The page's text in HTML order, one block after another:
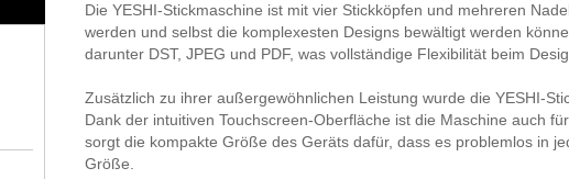
Die YESHI-Stickmaschine ist mit vier Stickköpfen und mehreren
werden und selbst die komplexesten Designs bewältigt werden
darunter DST, JPEG und PDF, was vollständige Flexibilität beim
Zusätzlich zu ihrer außergewöhnlichen Leistung wurde die YESHI-
Dank der intuitiven Touchscreen-Oberfläche ist die Maschine auch
sorgt die kompakte Größe des Geräts dafür, dass es problemlos in
Größe.